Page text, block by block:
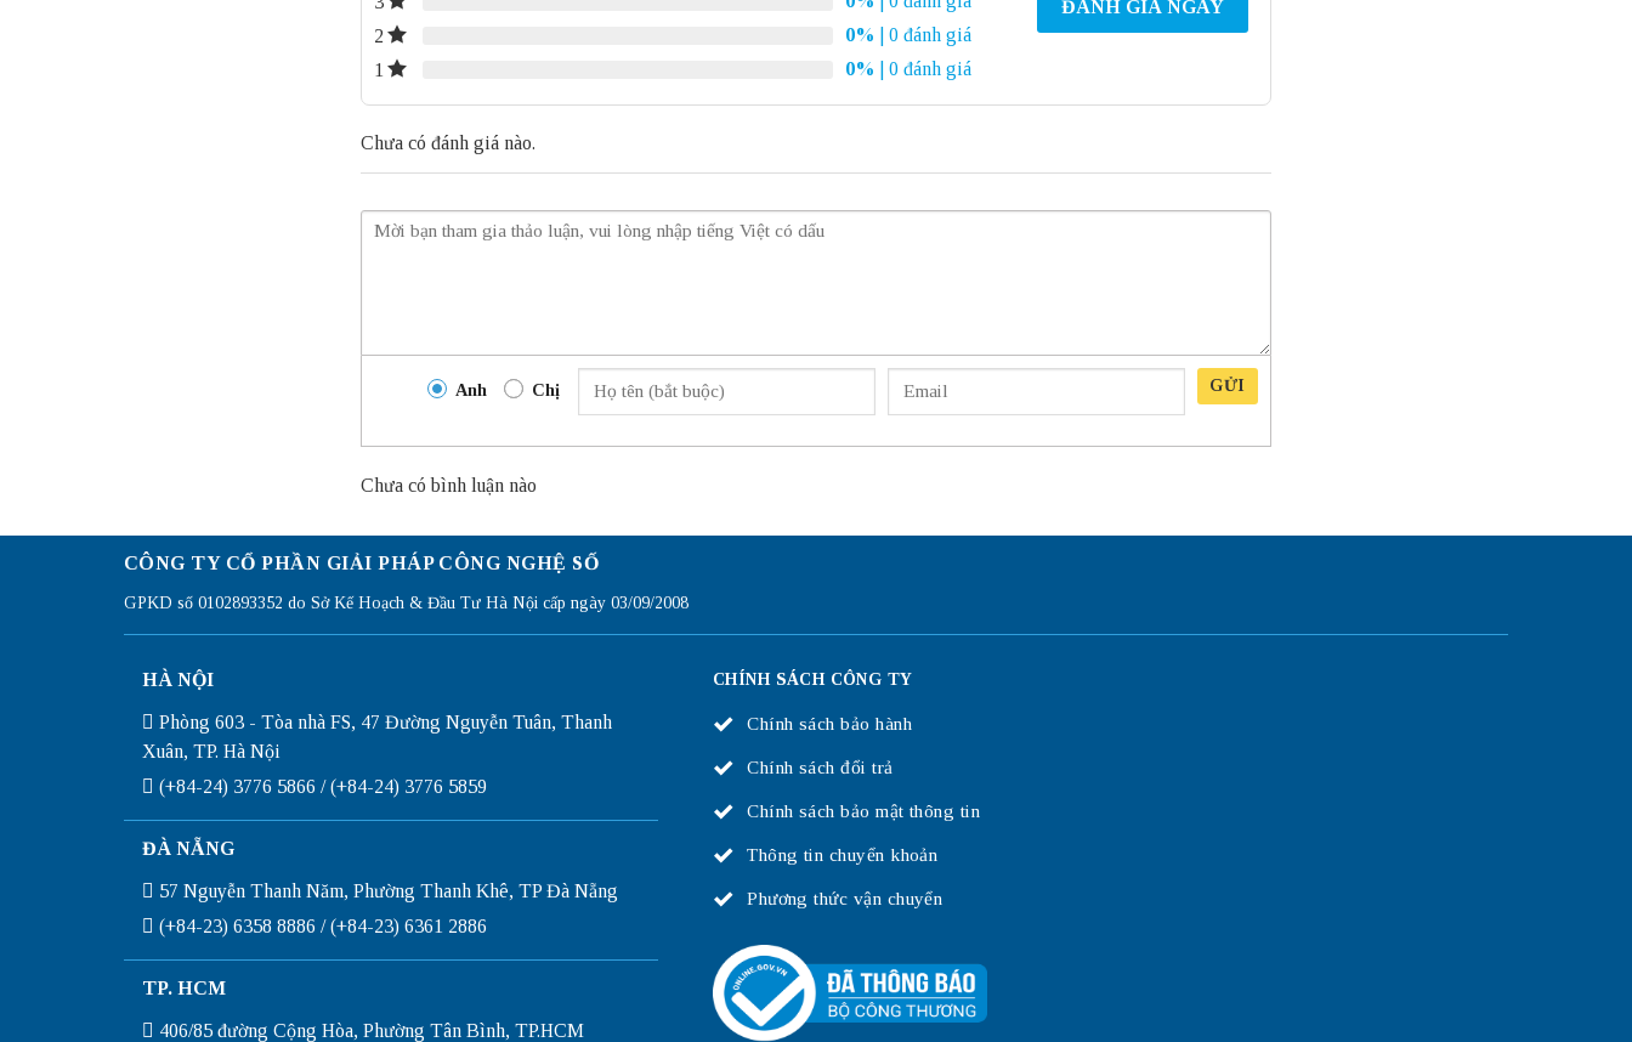
2
0%
| 0 đánh giá
1
0% | 0 đánh giá
ĐÁNH GIÁ NGAY
Chưa có đánh giá nào.
Anh Chị GỬI
Chưa có bình luận nào
CÔNG TY CỔ PHẦN GIẢI PHÁP CÔNG NGHỆ SỐ
GPKD số 0102893352 do Sở Kế Hoạch & Đầu Tư Hà Nội cấp ngày 03/09/2008
HÀ NỘI
Phòng 603 - Tòa nhà FS, 47 Đường Nguyễn Tuân, Thanh
Xuân, TP. Hà Nội
(+84-24) 3776 5866 / (+84-24) 3776 5859
ĐÀ NẴNG
57 Nguyễn Thanh Năm, Phường Thanh Khê, TP Đà Nẵng
(+84-23) 6358 8886 / (+84-23) 6361 2886
TP. HCM
406/85 đường Cộng Hòa, Phường Tân Bình, TP.HCM
CHÍNH SÁCH CÔNG TY
Chính sách bảo hành
Chính sách đổi trả
Chính sách bảo mật thông tin
Thông tin chuyển khoản
Phương thức vận chuyển